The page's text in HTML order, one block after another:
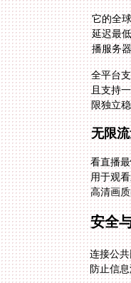
它的全
延迟最
播服务
全平台
且支持
限独立
无限
看直播
高清画
安全
连接公
防止信